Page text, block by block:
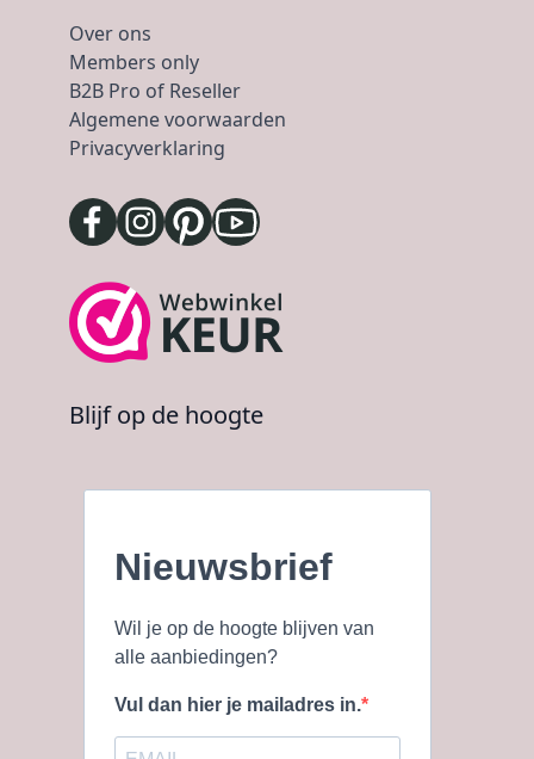
Over ons
Members only
B2B Pro of Reseller
Algemene voorwaarden
Privacyverklaring
Blijf op de hoogte
Nieuwsbrief
Wil je op de hoogte blijven van
alle aanbiedingen?
Vul dan hier je mailadres in.